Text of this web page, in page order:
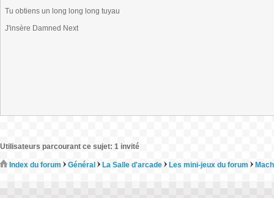
Tu obtiens un long long long tuyau
J'insère Damned Next
Utilisateurs parcourant ce sujet: 1 invité
Index du forum Général La Salle d'arcade Les mini-jeux du forum